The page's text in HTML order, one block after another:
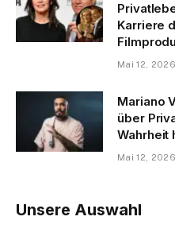
Karriere
Mai 12, 2026
Mariano
über
Wahrheit
Mai 12, 2026
Unsere Auswahl